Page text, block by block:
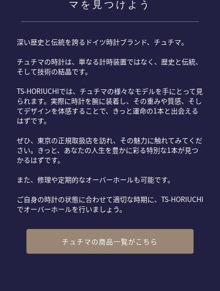
マを見つけよう
深い歴史と伝統を誇るドイツ時計ブランド、チュチマ。
チュチマの時計は、単なる計時装置ではなく、歴史と伝統、
そして技術の結晶です。
TS-HORIUCHIでは、チュチマの様々なモデルを手にとって見
られます。実際に時計を腕に装着し、その重みや質感、そし
てデザインを体感することで、きっと運命の1本と出会える
はずです。
ぜひ、東京の正規取扱店を訪れ、その魅力に触れてみてくだ
さい。きっと、あなたの人生を豊かに彩る特別な1本が見つ
かるはずです。
また、修理や定期的なオーバーホールも可能です。
ご自身の時計の状態に合わせて適切な時期に、TS-HORIUCHI
でオーバーホールを行いましょう。
チュチマの商品一覧がこちら